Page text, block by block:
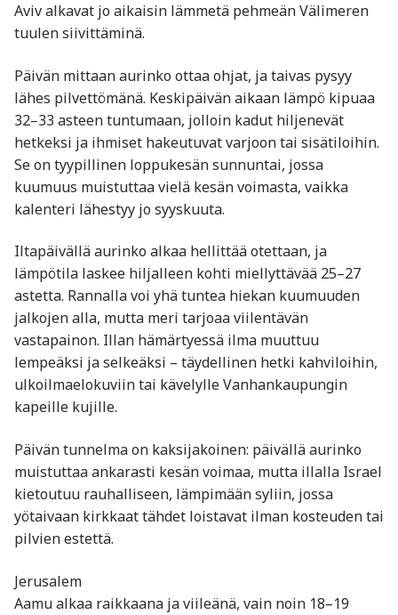
Aviv alkavat jo aikaisin lämmetä pehmeän Välimeren
tuulen siivittäminä.
Päivän mittaan aurinko ottaa ohjat, ja taivas pysyy
lähes pilvettömänä. Keskipäivän aikaan lämpö kipuaa
32–33 asteen tuntumaan, jolloin kadut hiljenevät
hetkeksi ja ihmiset hakeutuvat varjoon tai sisätiloihin.
Se on tyypillinen loppukesän sunnuntai, jossa
kuumuus muistuttaa vielä kesän voimasta, vaikka
kalenteri lähestyy jo syyskuuta.
Iltapäivällä aurinko alkaa hellittää otettaan, ja
lämpötila laskee hiljalleen kohti miellyttävää 25–27
astetta. Rannalla voi yhä tuntea hiekan kuumuuden
jalkojen alla, mutta meri tarjoaa viilentävän
vastapainon. Illan hämärtyessä ilma muuttuu
lempeäksi ja selkeäksi – täydellinen hetki kahviloihin,
ulkoilmaelokuviin tai kävelylle Vanhankaupungin
kapeille kujille.
Päivän tunnelma on kaksijakoinen: päivällä aurinko
muistuttaa ankarasti kesän voimaa, mutta illalla Israel
kietoutuu rauhalliseen, lämpimään syliin, jossa
yötaivaan kirkkaat tähdet loistavat ilman kosteuden tai
pilvien estettä.
Jerusalem
Aamu alkaa raikkaana ja viileänä, vain noin 18–19